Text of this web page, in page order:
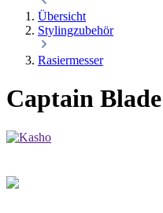
Übersicht
Stylingzubehör
Rasiermesser
Captain